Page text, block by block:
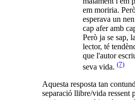
em moriria.
esperava un
cap afer amb
Però ja se sap,
lector, té
que l'autor
seva vida. (7)
Aquesta resposta tan
separació llibre/vida ressent